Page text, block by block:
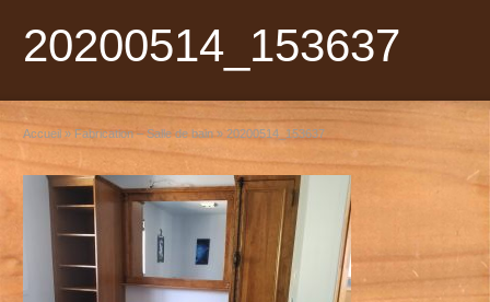
20200514_153637
Accueil » Fabrication – Salle de bain » 20200514_153637